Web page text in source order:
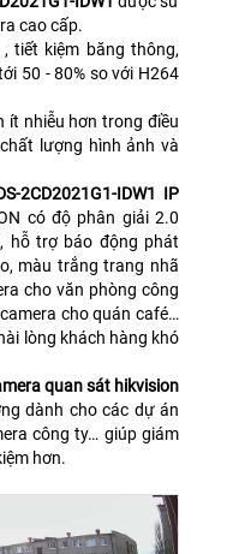
cao cấp.
tiết kiệm băng thông,
50 - 80% so với H264
ít nhiễu hơn trong điều
lượng hình ảnh và
2CD2021G1-IDW1 IP
có độ phân giải 2.0
hỗ trợ báo động phát
màu trắng trang nhã
cho văn phòng công
cho quán café…
lòng khách hàng khó
quan sát hikvision
dành cho các dự án
công ty… giúp giám
hơn.